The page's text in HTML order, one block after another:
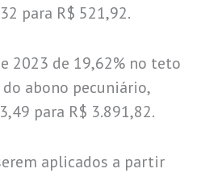
para R$ 521,92.
2023 de 19,62% no teto
abono pecuniário,
para R$ 3.891,82.
aplicados a partir